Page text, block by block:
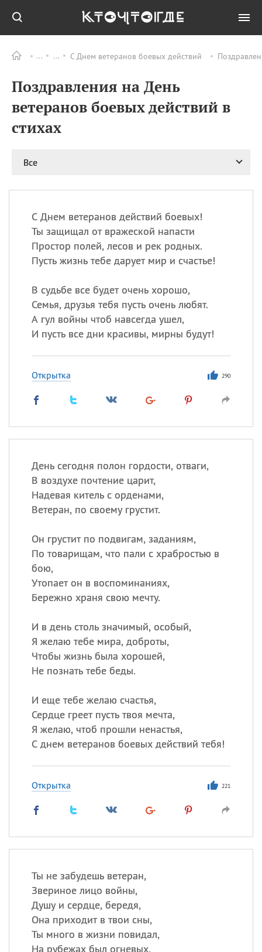
С Днем ветеранов боевых действий
Поздравления на День
ветеранов боевых действий в
стихах
Все
С Днем ветеранов действий боевых!
Ты защищал от вражеской напасти
Простор полей, лесов и рек родных.
Пусть жизнь тебе дарует мир и счастье!
В судьбе все будет очень хорошо,
Семья, друзья тебя пусть очень любят.
А гул войны чтоб навсегда ушел,
И пусть все дни красивы, мирны будут!
Открытка 290
День сегодня полон гордости, отваги,
В воздухе почтение царит,
Надевая китель с орденами,
Ветеран, по своему грустит.
Он грустит по подвигам, заданиям,
По товарищам, что пали с храбростью в
бою,
Утопает он в воспоминаниях,
Бережно храня свою мечту.
И в день столь значимый, особый,
Я желаю тебе мира, доброты,
Чтобы жизнь была хорошей,
Не познать тебе беды.
И еще тебе желаю счастья,
Сердце греет пусть твоя мечта,
Я желаю, чтоб прошли ненастья,
С днем ветеранов боевых действий тебя!
Открытка 221
Ты не забудешь ветеран,
Звериное лицо войны,
Душу и сердце, бередя,
Она приходит в твои сны,
Ты много в жизни повидал,
На рубежах был огневых,
ПРАЗДНИКИ Все
11.08
Рождество святителя
Николая Чудотворца
11.08 День «мусорной еды»
Военно‑воздушных сил
(День ВВС) РФ
ИМЕНА
Акакий,Василий
Еще
происхождение